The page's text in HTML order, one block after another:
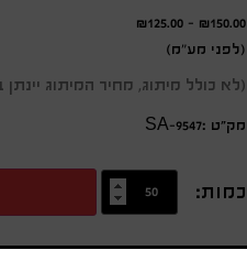
₪150.00
-
₪125.00
(לפני מע"מ)
(לא כולל מיתוג, מחיר המיתוג
מק״ט :SA-9547
כמות:
מידע נוסף